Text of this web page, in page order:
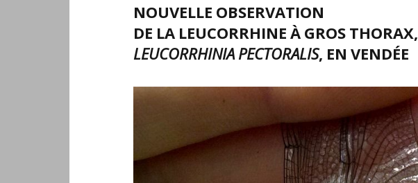
NOUVELLE OBSERVATION
DE LA LEUCORRHINE À GROS THORAX,
LEUCORRHINIA PECTORALIS, EN VENDÉE